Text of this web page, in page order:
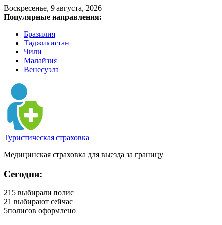
Воскресенье, 9 августа, 2026
Популярные направления:
Бразилия
Таджикистан
Чили
Малайзия
Венесуэла
Туристическая страховка
Медицинская страховка для выезда за границу
Сегодня:
215 выбирали полис
21 выбирают сейчас
5полисов оформлено